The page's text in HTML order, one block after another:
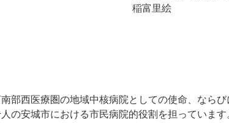
稲富里絵
部西医療圏の地域中核病院としての使命、なら
の安城市における市民病院的役割を担っていま